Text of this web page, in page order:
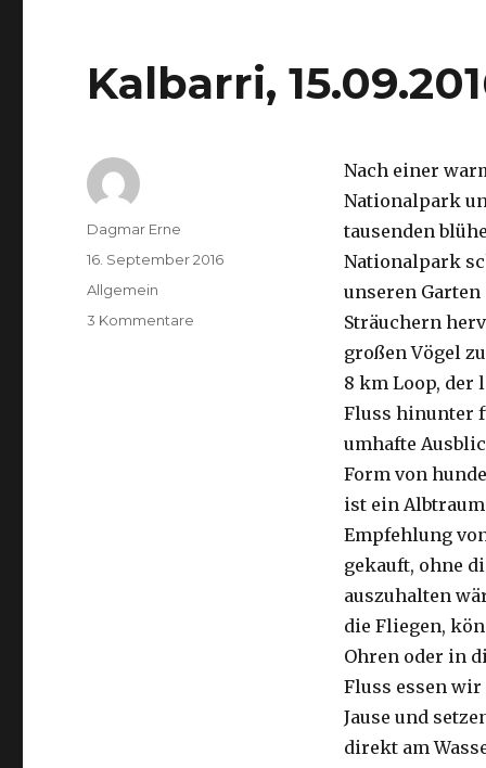
Kalbarri,
Nach einer
Nationalpark
tausenden
Nationalpark
unseren
Sträuchern
großen Vögel
8 km Loop, der
Fluss hinunter
umhafte
Form von
ist ein
Empfehlung
gekauft, ohne
auszuhalten
die Fliegen,
Ohren oder in
Fluss essen
Jause und
direkt am
Autor
Dagmar Erne
Veröffentlicht
am
16. September 2016
Kategorien
Allgemein
3 Kommentare